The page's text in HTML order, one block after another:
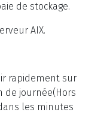
de stockage.
AIX.
rapidement sur
de journée(Hors
les minutes